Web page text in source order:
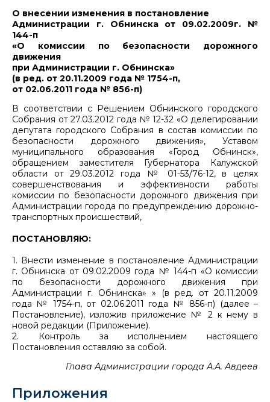
О внесении изменения в постановление
Администрации г. Обнинска от 09.02.2009г. №
144-п
«О комиссии по безопасности дорожного
движения
при Администрации г. Обнинска»
(в ред. от 20.11.2009 года № 1754-п,
от 02.06.2011 года № 856-п)
В соответствии с Решением Обнинского городского
Собрания от 27.03.2012 года № 12-32 «О делегировании
депутата городского Собрания в состав комиссии по
безопасности дорожного движения», Уставом
муниципального образования «Город Обнинск»,
обращением заместителя Губернатора Калужской
области от 29.03.2012 года № 01-53/76-12, в целях
совершенствования и эффективности работы
комиссии по безопасности дорожного движения при
Администрации города по предупреждению дорожно-
транспортных происшествий,
ПОСТАНОВЛЯЮ:
1. Внести изменение в постановление Администрации
г. Обнинска от 09.02.2009 года № 144-п «О комиссии
по безопасности дорожного движения при
Администрации г. Обнинска» » (в ред. от 20.11.2009
года № 1754-п, от 02.06.2011 года № 856-п) (далее –
Постановление), изложив приложение № 2 к нему в
новой редакции (Приложение).
2. Контроль за исполнением настоящего
Постановления оставляю за собой.
Глава Администрации города А.А. Авдеев
Приложения